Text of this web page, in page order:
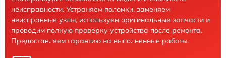
неисправности. Устраняем поломки, заменяем
неисправные узлы, используем оригинальные запчасти и
проводим полную проверку устройства после ремонта.
Предоставляем гарантию на выполненные работы.